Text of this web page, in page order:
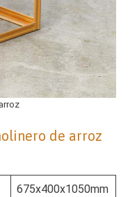
de arroz
675x400x1050mm